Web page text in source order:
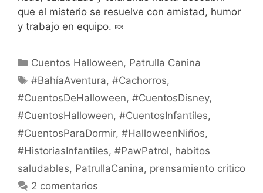
que el misterio se resuelve con amistad, humor
y trabajo en equipo. 🍬
Categorías
Cuentos Halloween, Patrulla Canina
Etiquetas
#BahíaAventura,#Cachorros,
#CuentosDeHalloween, #CuentosDisney,
#CuentosHalloween, #CuentosInfantiles,
#CuentosParaDormir, #HalloweenNiños,
#HistoriasInfantiles, #PawPatrol, habitos
saludables, PatrullaCanina, prensamiento critico
2 comentarios